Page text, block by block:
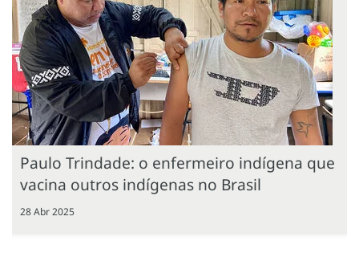
Paulo Trindade: o enfermeiro indígena que
vacina outros indígenas no Brasil
28 Abr 2025